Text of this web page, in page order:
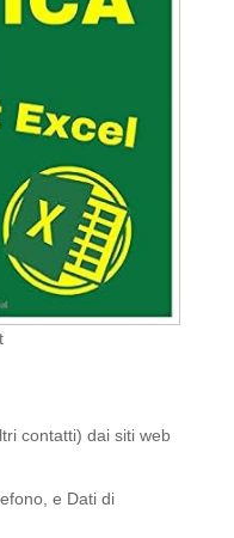
contatti) dai siti web
e Dati di